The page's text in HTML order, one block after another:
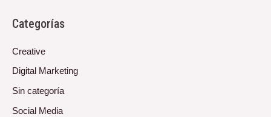
Categorías
Creative
Digital Marketing
Sin categoría
Social Media